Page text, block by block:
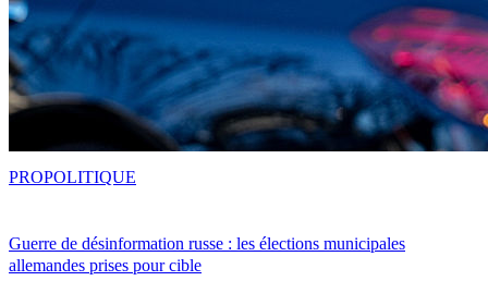
Guerre de désinformation russe : les élections municipales
allemandes prises pour cible
PROPOLITIQUE